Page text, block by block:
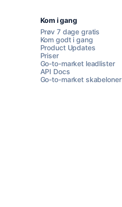
Kom i gang
Prøv 7 dage gratis
Kom godt i gang
Product Updates
Priser
Go-to-market leadlister
API Docs
Go-to-market skabeloner